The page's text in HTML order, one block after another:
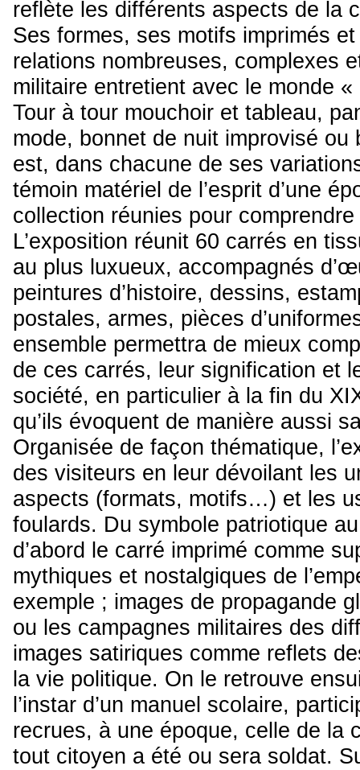
reflète les différents aspects de la
Ses formes, ses motifs imprimés
relations nombreuses, complexes
militaire entretient avec le monde «
Tour à tour mouchoir et tableau,
mode, bonnet de nuit improvisé
est, dans chacune de ses
témoin matériel de l’esprit d’une
collection réunies pour
L’exposition réunit 60 carrés en
au plus luxueux, accompagnés
peintures d’histoire, dessins,
postales, armes, pièces
ensemble permettra de mieux
de ces carrés, leur signification et
société, en particulier à la fin du
qu’ils évoquent de manière aussi
Organisée de façon thématique,
des visiteurs en leur dévoilant les
aspects (formats, motifs…) et les
foulards. Du symbole patriotique
d’abord le carré imprimé comme
mythiques et nostalgiques de
exemple ; images de propagande
ou les campagnes militaires des
images satiriques comme reflets
la vie politique. On le retrouve
l’instar d’un manuel scolaire,
recrues, à une époque, celle de la
tout citoyen a été ou sera soldat.